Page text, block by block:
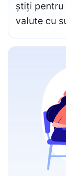
știți pentru
valute cu